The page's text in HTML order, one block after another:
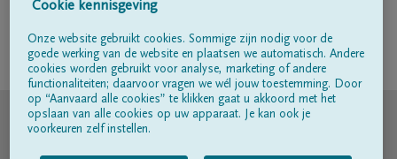
Volg ons op
© DELA
Cookie kennisgeving
Onze website gebruikt cookies. Sommige zijn nodig voor de
goede werking van de website en plaatsen we automatisch. Andere
cookies worden gebruikt voor analyse, marketing of andere
functionaliteiten; daarvoor vragen we wél jouw toestemming. Door
op “Aanvaard alle cookies” te klikken gaat u akkoord met het
opslaan van alle cookies op uw apparaat. Je kan ook je
voorkeuren zelf instellen.